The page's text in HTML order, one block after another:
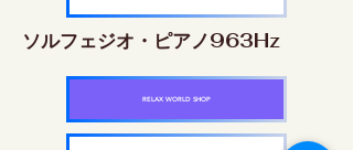
ソルフェジオ・ピアノ963Hz
RELAX WORLD SHOP